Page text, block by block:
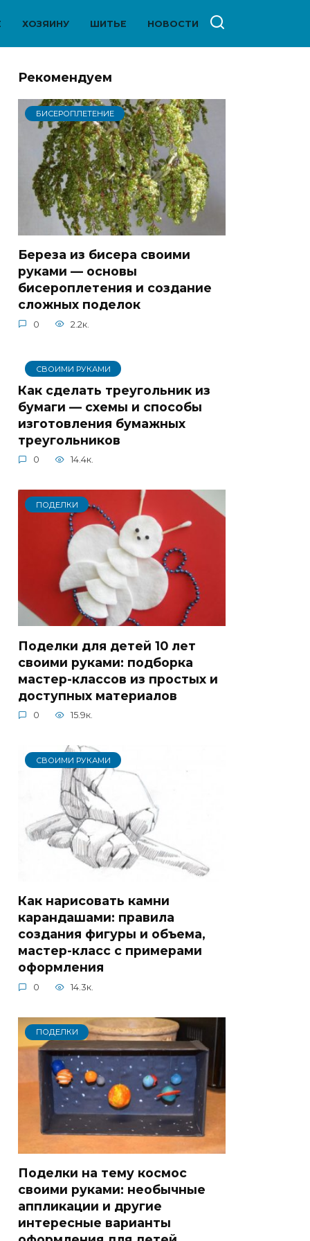
ХОЗЯИНУ ШИТЬЕ НОВОСТИ
Рекомендуем
БИСЕРОПЛЕТЕНИЕ
Береза из бисера своими
руками — основы
бисероплетения и создание
сложных поделок
0 2.2к.
СВОИМИ РУКАМИ
Как сделать треугольник из
бумаги — схемы и способы
изготовления бумажных
треугольников
0 14.4к.
ПОДЕЛКИ
Поделки для детей 10 лет
своими руками: подборка
мастер-классов из простых и
доступных материалов
0 15.9к.
СВОИМИ РУКАМИ
Как нарисовать камни
карандашами: правила
создания фигуры и объема,
мастер-класс с примерами
оформления
0 14.3к.
ПОДЕЛКИ
Поделки на тему космос
своими руками: необычные
аппликации и другие
интересные варианты